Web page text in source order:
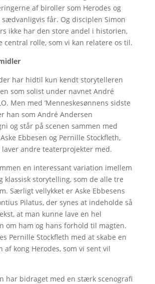
af biroller som Herodes og
sædvanligvis får. Og disciplen Simon
ikke har den store andel i historien,
central rolle, som vi kan relatere os til.
har hidtil kun kendt storytelleren
som solist under navnet André
Men med ’Menneskesønnens sidste
han som André Andersen
og står på scenen sammen med
Ebbesen og Pernille Stockfleth,
laver andre teaterprojekter med.
en interessant variation imellem
klassisk storytelling, som de alle tre
Særligt vellykket er Aske Ebbesens
Pilatus, der synes at indeholde så
at man kunne lave en hel
om ham og hans forhold til magten.
Pernille Stockfleth med at skabe en
af kong Herodes, som vi sent vil
har bidraget med en stærk scenografi